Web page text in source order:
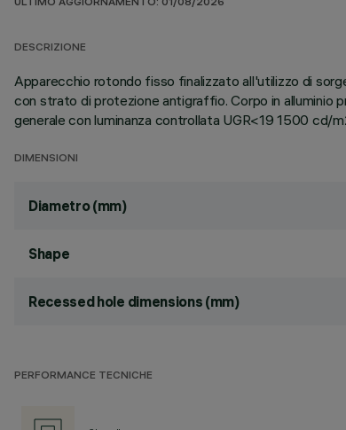
ULTIMO AGGIORNAMENTO: 01/08/2026
DESCRIZIONE
Apparecchio rotondo fisso finalizzato all'utilizzo di
con strato di protezione antigraffio. Corpo in alluminio
generale con luminanza controllata UGR<19 1500 cd/
DIMENSIONI
Diametro (mm)
Shape
Recessed hole dimensions (mm)
PERFORMANCE TECNICHE